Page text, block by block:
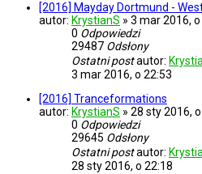
[2016] Mayday Dortmund -
autor: KrystianS » 3 mar 2016, o
0 Odpowiedzi
29487 Odsłony
Ostatni postautor:
3 mar 2016, o 22:53
[2016] Tranceformations
autor: KrystianS » 28 sty 2016,
0 Odpowiedzi
29645 Odsłony
Ostatni postautor:
28 sty 2016, o 22:18